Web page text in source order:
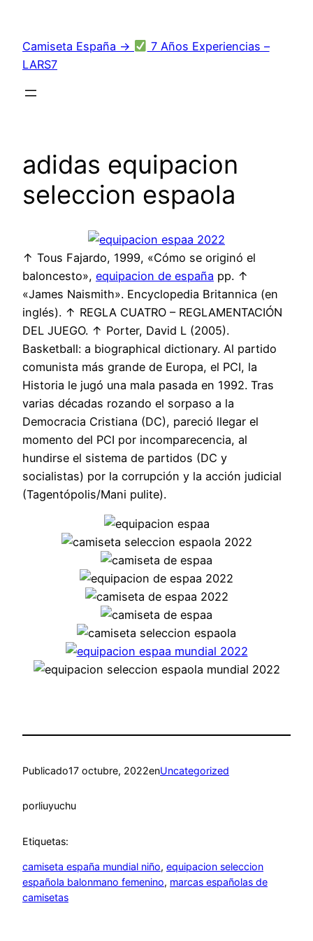
contenido
Camiseta España →
7 Años Experiencias –
LARS7
adidas equipacion
seleccion espaola
↑ Tous Fajardo, 1999, «Cómo se originó el
baloncesto», equipacion de españa pp. ↑
«James Naismith». Encyclopedia Britannica (en
inglés). ↑ REGLA CUATRO – REGLAMENTACIÓN
DEL JUEGO. ↑ Porter, David L (2005).
Basketball: a biographical dictionary. Al partido
comunista más grande de Europa, el PCI, la
Historia le jugó una mala pasada en 1992. Tras
varias décadas rozando el sorpaso a la
Democracia Cristiana (DC), pareció llegar el
momento del PCI por incomparecencia, al
hundirse el sistema de partidos (DC y
socialistas) por la corrupción y la acción judicial
(Tagentópolis/Mani pulite).
Publicado17 octubre, 2022enUncategorized
porliuyuchu
Etiquetas:
camiseta españa mundial niño, equipacion seleccion
española balonmano femenino, marcas españolas de
camisetas